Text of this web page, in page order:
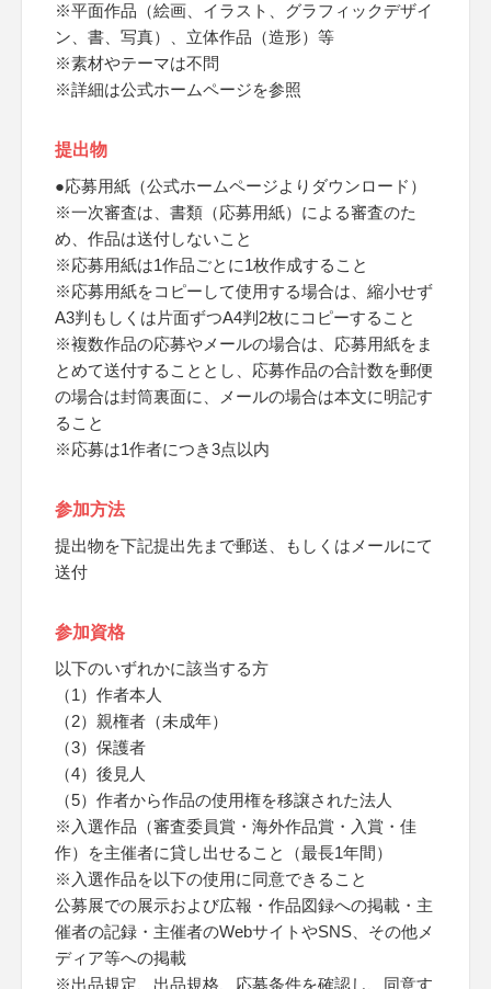
※平面作品（絵画、イラスト、グラフィックデザイ
ン、書、写真）、立体作品（造形）等
※素材やテーマは不問
※詳細は公式ホームページを参照
提出物
●応募用紙（公式ホームページよりダウンロード）
※一次審査は、書類（応募用紙）による審査のた
め、作品は送付しないこと
※応募用紙は1作品ごとに1枚作成すること
※応募用紙をコピーして使用する場合は、縮小せず
A3判もしくは片面ずつA4判2枚にコピーすること
※複数作品の応募やメールの場合は、応募用紙をま
とめて送付することとし、応募作品の合計数を郵便
の場合は封筒裏面に、メールの場合は本文に明記す
ること
※応募は1作者につき3点以内
参加方法
提出物を下記提出先まで郵送、もしくはメールにて
送付
参加資格
以下のいずれかに該当する方
（1）作者本人
（2）親権者（未成年）
（3）保護者
（4）後見人
（5）作者から作品の使用権を移譲された法人
※入選作品（審査委員賞・海外作品賞・入賞・佳
作）を主催者に貸し出せること（最長1年間）
※入選作品を以下の使用に同意できること
公募展での展示および広報・作品図録への掲載・主
催者の記録・主催者のWebサイトやSNS、その他メ
ディア等への掲載
※出品規定、出品規格、応募条件を確認し、同意す